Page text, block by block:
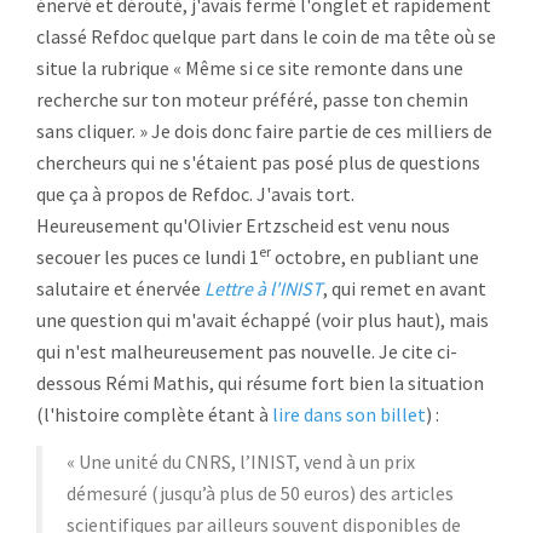
énervé et dérouté, j'avais fermé l'onglet et rapidement
classé Refdoc quelque part dans le coin de ma tête où se
situe la rubrique « Même si ce site remonte dans une
recherche sur ton moteur préféré, passe ton chemin
sans cliquer. » Je dois donc faire partie de ces milliers de
chercheurs qui ne s'étaient pas posé plus de questions
que ça à propos de Refdoc. J'avais tort.
Heureusement qu'Olivier Ertzscheid est venu nous
secouer les puces ce lundi 1er octobre, en publiant une
salutaire et énervée Lettre à l'INIST, qui remet en avant
une question qui m'avait échappé (voir plus haut), mais
qui n'est malheureusement pas nouvelle. Je cite ci-
dessous Rémi Mathis, qui résume fort bien la situation
(l'histoire complète étant à lire dans son billet) :
« Une unité du CNRS, l’INIST, vend à un prix
démesuré (jusqu’à plus de 50 euros) des articles
scientifiques par ailleurs souvent disponibles de